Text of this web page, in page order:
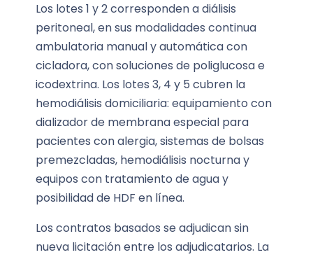
Los lotes 1 y 2 corresponden a diálisis
peritoneal, en sus modalidades continua
ambulatoria manual y automática con
cicladora, con soluciones de poliglucosa e
icodextrina. Los lotes 3, 4 y 5 cubren la
hemodiálisis domiciliaria: equipamiento con
dializador de membrana especial para
pacientes con alergia, sistemas de bolsas
premezcladas, hemodiálisis nocturna y
equipos con tratamiento de agua y
posibilidad de HDF en línea.
Los contratos basados se adjudican sin
nueva licitación entre los adjudicatarios. La